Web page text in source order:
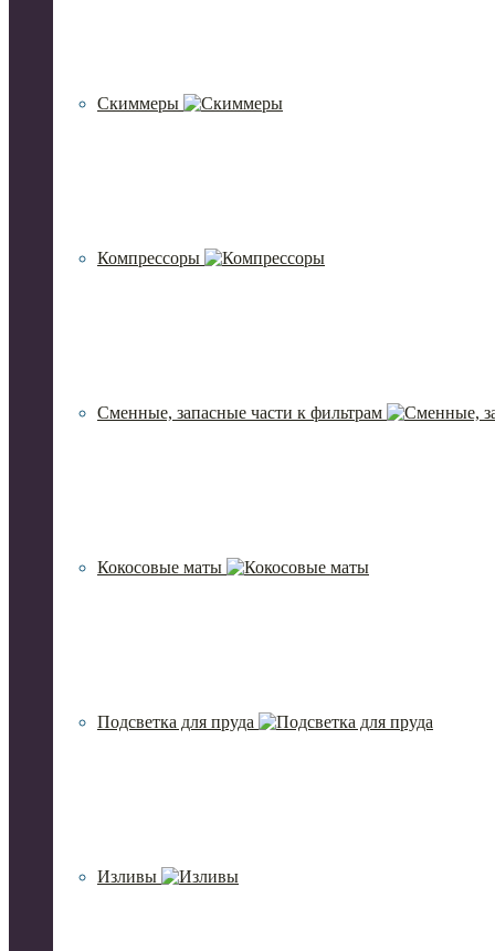
Скиммеры
Компрессоры
Сменные, запасные части к фильтрам
Кокосовые маты
Подсветка для пруда
Изливы